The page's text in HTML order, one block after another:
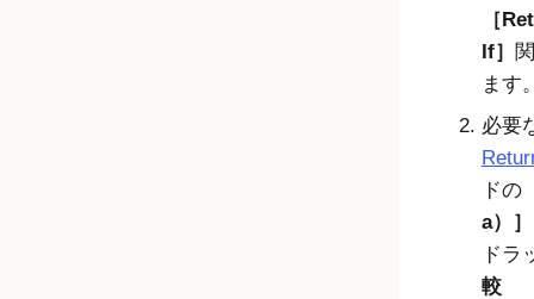
If
ます
必要
ドの
a）
ドラ
較